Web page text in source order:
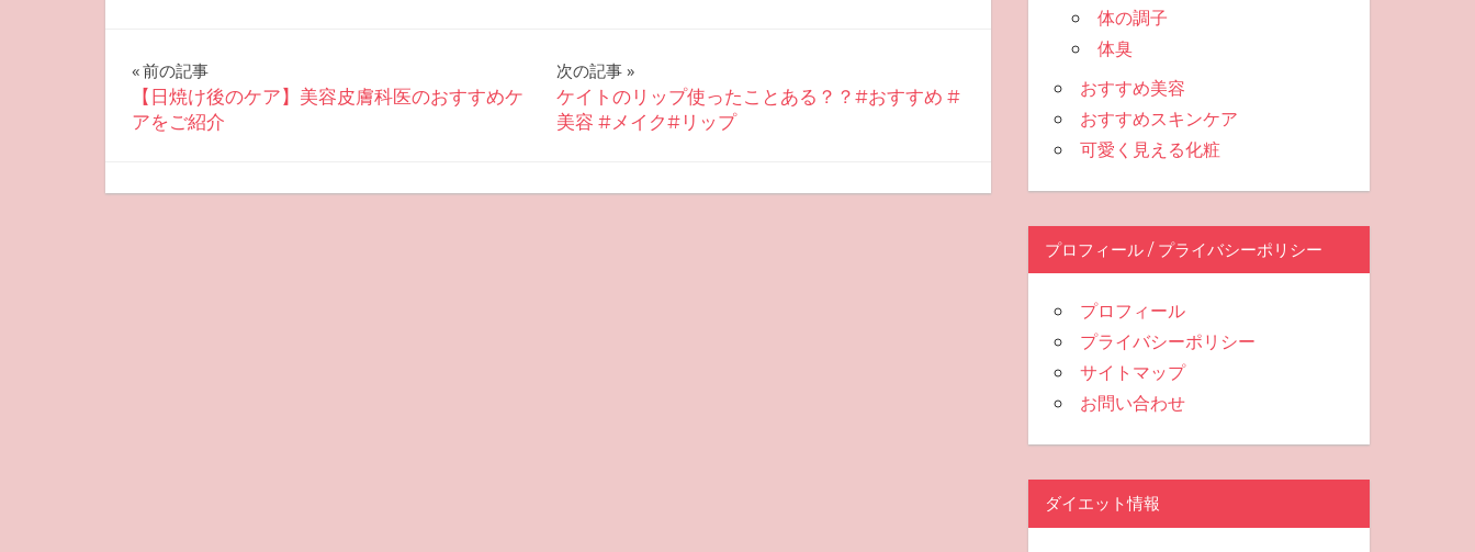
投
稿
ビ
前の記事
【日焼け後のケア】美容皮膚科医のおすすめケ
アをご紹介
次の記事
ケイトのリップ使ったことある？？#おすすめ #
美容 #メイク#リップ
2025-09-25
miyu
おすすめ美容
体の調子
体臭
おすすめ美容
おすすめスキンケア
可愛く見える化粧
プロフィール / プライバシーポリシー
プロフィール
プライバシーポリシー
サイトマップ
お問い合わせ
ダイエット情報